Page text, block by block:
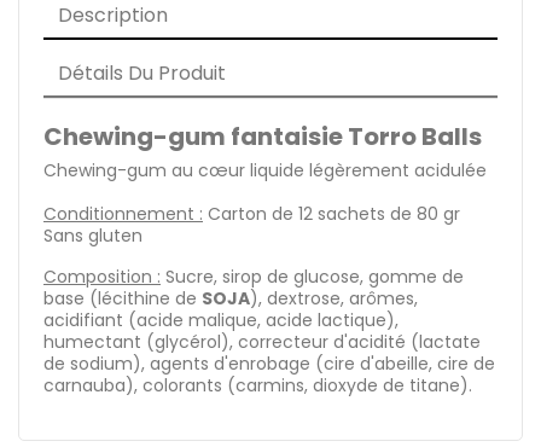
Description
Détails Du Produit
Chewing-gum fantaisie Torro Balls
Chewing-gum au cœur liquide légèrement acidulée
Conditionnement : Carton de 12 sachets de 80 gr
Sans gluten
Composition : Sucre, sirop de glucose, gomme de
base (lécithine de SOJA), dextrose, arômes,
acidifiant (acide malique, acide lactique),
humectant (glycérol), correcteur d'acidité (lactate
de sodium), agents d'enrobage (cire d'abeille, cire de
carnauba), colorants (carmins, dioxyde de titane).